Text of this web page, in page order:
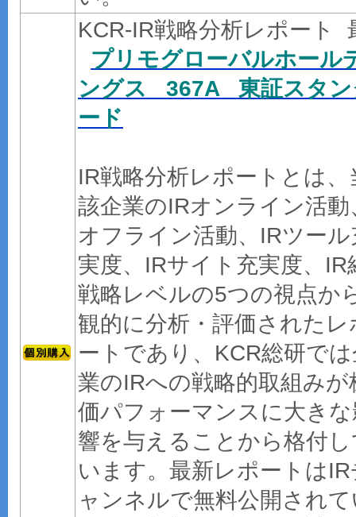
KCR-IR戦略分析レポート
プリモグローバルホール
ングス 367A 東証スタン
ード
IR戦略分析レポートとは、
該企業のIRオンライン活動
オフライン活動、IRツール
実度、IRサイト充実度、IR
戦略レベルの5つの視点か
観的に分析・評価されたレ
ートであり、KCR総研で
業のIRへの戦略的取組みが
価パフォーマンスに大き
響を与えることから格付
います。最新レポートはIR
ャンネルで無料公開され